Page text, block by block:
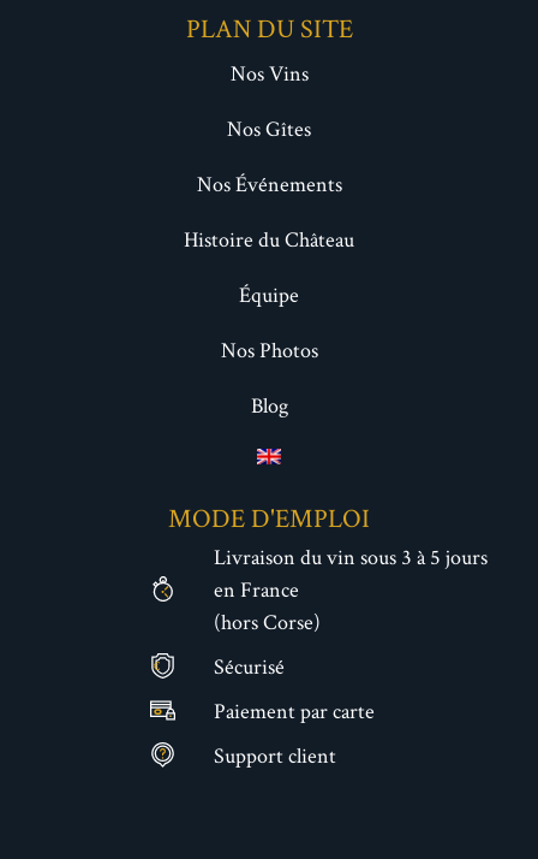
PLAN DU SITE
Nos Vins
Nos Gîtes
Nos Événements
Histoire du Château
Équipe
Nos Photos
Blog
MODE D'EMPLOI
Livraison du vin sous 3 à 5 jours
en France
(hors Corse)
€
Sécurisé
Paiement par carte
Support client